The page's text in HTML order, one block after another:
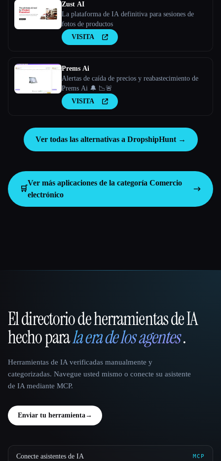
Zust AI
La plataforma de IA definitiva para sesiones de
fotos de productos
VISITA
Prems Ai
Alertas de caída de precios y reabastecimiento de
Prems Ai 🔔 📉🚨
VISITA
Ver todas las alternativas a DropshipHunt →
🛒
Ver más aplicaciones de la categoría Comercio
electrónico
That AI Collection
El directorio de herramientas de IA
hecho parala era de los agentes.
Herramientas de IA verificadas manualmente y
categorizadas. Navegue usted mismo o conecte su asistente
de IA mediante MCP.
Enviar tu herramienta→
Conecte asistentes de IA MCP